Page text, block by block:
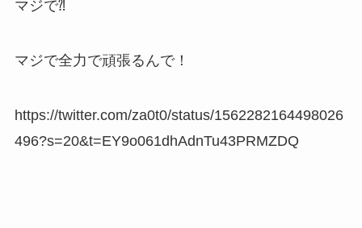
マジで⁈
マジで全力で頑張るんで！
https://twitter.com/za0t0/status/1562282164498026
496?s=20&t=EY9o061dhAdnTu43PRMZDQ